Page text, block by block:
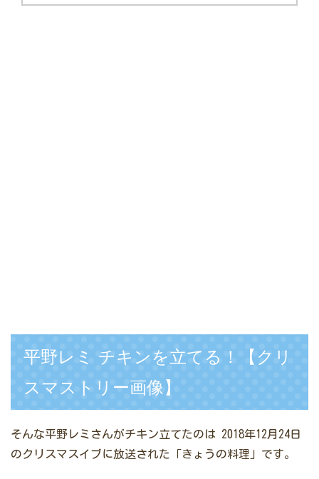
平野レミ チキンを立てる！【クリ
スマストリー画像】
そんな平野レミさんがチキン立てたのは 2018年12月24日
のクリスマスイブに放送された「きょうの料理」です。